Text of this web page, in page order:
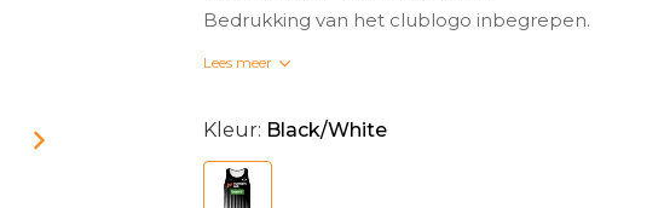
Bedrukking van het clublogo inbegrepen.
Bedrukte clubkleding kan niet omgeruild worden.
Lees meer
Kleur: Black/White